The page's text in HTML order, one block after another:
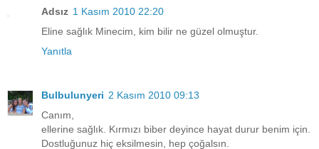
Adsız 1 Kasım 2010 22:20
Eline sağlık Minecim, kim bilir ne güzel olmuştur.
Yanıtla
Bulbulunyeri 2 Kasım 2010 09:13
Canım,
ellerine sağlık. Kırmızı biber deyince hayat durur benim için.
Dostluğunuz hiç eksilmesin, hep çoğalsın.